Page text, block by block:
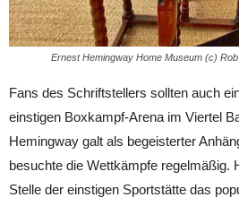
Ernest Hemingway Home Museum (c)
Fans des Schriftstellers sollten auch
einstigen Boxkampf-Arena im Viertel
Hemingway galt als begeisterter
besuchte die Wettkämpfe regelmäßig.
Stelle der einstigen Sportstätte das